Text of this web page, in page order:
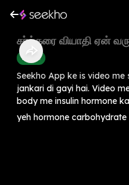
சர்க்கரை வியாதி ஏன்
Health
Seekho App ke is video
jankari di gayi hai. Video
body me insulin hormone
yeh hormone carbohydrate